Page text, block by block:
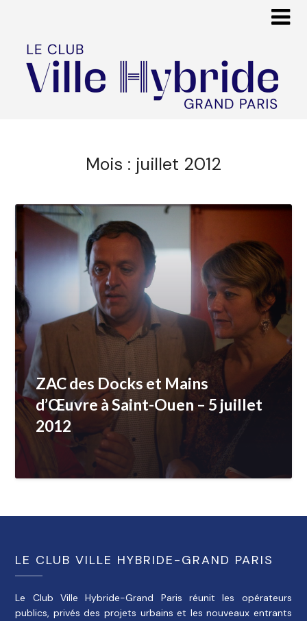
Mois : juillet 2012
ZAC des Docks et Mains
d’Œuvre à Saint-Ouen – 5 juillet
2012
LE CLUB VILLE HYBRIDE-GRAND PARIS
Le Club Ville Hybride-Grand Paris réunit les opérateurs
publics, privés des projets urbains et les nouveaux entrants